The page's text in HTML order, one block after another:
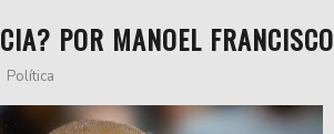
POR MANOEL FRANCISCO
Política